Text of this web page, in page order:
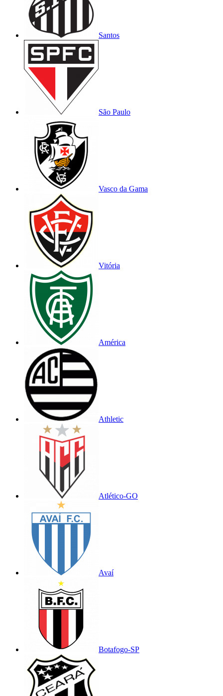
Santos
São Paulo
Vasco da Gama
Vitória
América
Athletic
Atlético-GO
Avaí
Botafogo-SP